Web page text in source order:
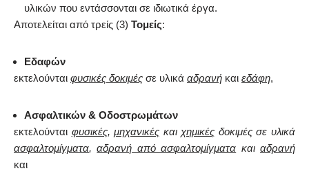
υλικών που εντάσσονται σε ιδιωτικά έργα.
Αποτελείται από τρείς (3) Τομείς:
Εδαφών
εκτελούνται φυσικές δοκιμές σε υλικά αδρανή και εδάφη,
Ασφαλτικών & Οδοστρωμάτων
εκτελούνται φυσικές,μηχανικές και χημικές δοκιμές σε υλικά
ασφαλτομίγματα,αδρανή από ασφαλτομίγματα καιαδρανή
και